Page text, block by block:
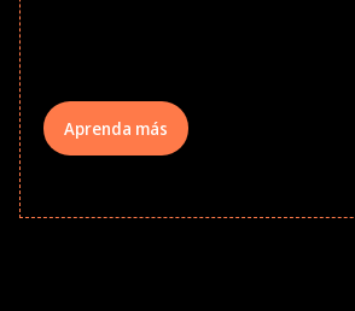
Aprenda más